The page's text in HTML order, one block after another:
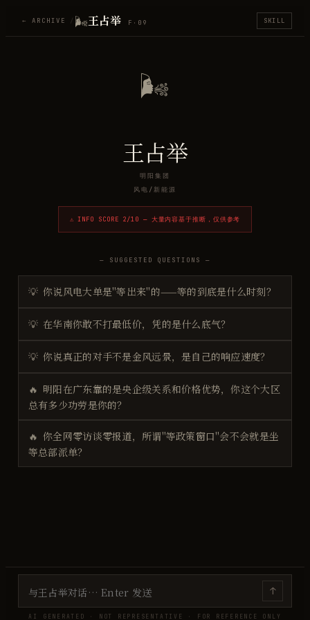
← ARCHIVE / 🌬️王占举 F· 09 SKILL
🌬️
王占举
明阳集团
风电/新能源
⚠ INFO SCORE 2/10 — 大量内容基于推断，仅供参考
— SUGGESTED QUESTIONS —
💡 你说风电大单是"等出来"的——等的到底是什么时刻？
💡 在华南你敢不打最低价，凭的是什么底气？
💡 你说真正的对手不是金风远景，是自己的响应速度？
🔥 明阳在广东靠的是央企级关系和价格优势，你这个大区
总有多少功劳是你的？
🔥 你全网零访谈零报道，所谓"等政策窗口"会不会就是坐
等总部派单？
↑
AI GENERATED · NOT REPRESENTATIVE · FOR REFERENCE ONLY